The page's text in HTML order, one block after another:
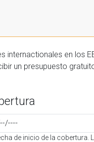
de inicio de la cobertura.